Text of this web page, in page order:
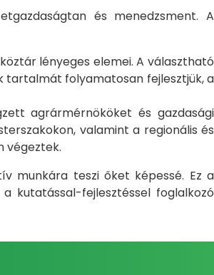
és menedzsment. A
lényeges elemei. A választható
tartalmát folyamatosan fejlesztjük, a
agrármérnököket és gazdasági
valamint a regionális és
végeztek.
munkára teszi őket képessé. Ez a
kutatással-fejlesztéssel foglalkozó